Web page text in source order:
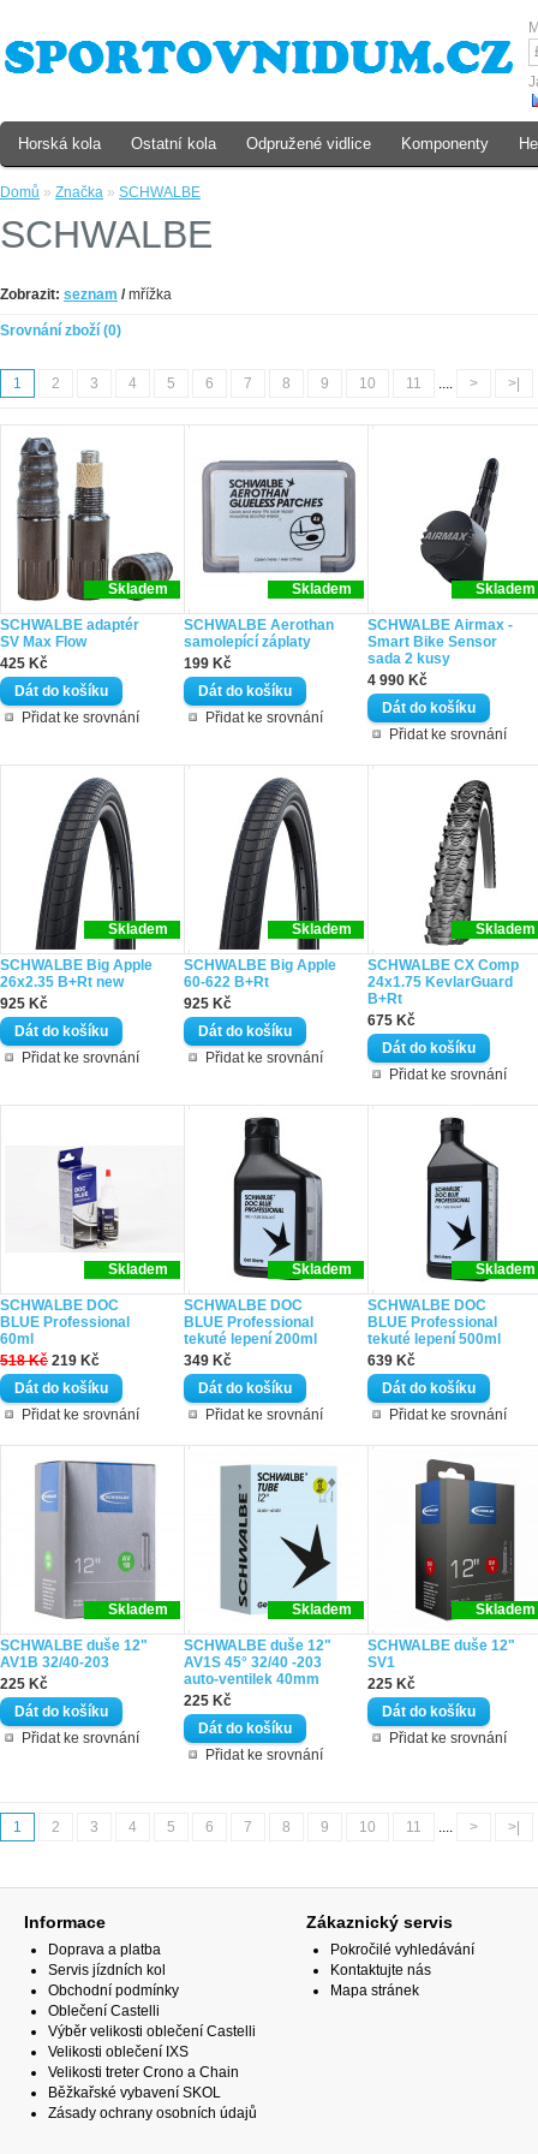
Domů » Značka » SCHWALBE
SCHWALBE
Zobrazit: seznam /mřížka
Srovnání zboží (0)
1 2 3 4 5 6 7 8 9 10 11 .... > >|
Skladem
SCHWALBE adaptér
SV Max Flow
425 Kč
Přidat ke srovnání
Skladem
SCHWALBE Aerothan
samolepící záplaty
199 Kč
Přidat ke srovnání
Skladem
SCHWALBE Airmax -
Smart Bike Sensor
sada 2 kusy
4 990 Kč
Přidat ke srovnání
Skladem
SCHWALBE Big Apple
26x2.35 B+Rt new
925 Kč
Přidat ke srovnání
Skladem
SCHWALBE Big Apple
60-622 B+Rt
925 Kč
Přidat ke srovnání
Skladem
SCHWALBE CX Comp
24x1.75 KevlarGuard
B+Rt
675 Kč
Přidat ke srovnání
Skladem
SCHWALBE DOC
BLUE Professional
60ml
518 Kč 219 Kč
Přidat ke srovnání
Skladem
SCHWALBE DOC
BLUE Professional
tekuté lepení 200ml
349 Kč
Přidat ke srovnání
Skladem
SCHWALBE DOC
BLUE Professional
tekuté lepení 500ml
639 Kč
Přidat ke srovnání
Skladem
SCHWALBE duše 12"
AV1B 32/40-203
225 Kč
Přidat ke srovnání
Skladem
SCHWALBE duše 12"
AV1S 45° 32/40 -203
auto-ventilek 40mm
225 Kč
Přidat ke srovnání
Skladem
SCHWALBE duše 12"
SV1
225 Kč
Přidat ke srovnání
1 2 3 4 5 6 7 8 9 10 11 .... > >|
Horská kola Ostatní kola Odpružené vidlice Komponenty
Informace
Doprava a platba
Servis jízdních kol
Obchodní podmínky
Oblečení Castelli
Výběr velikosti oblečení Castelli
Velikosti oblečení IXS
Velikosti treter Crono a Chain
Běžkařské vybavení SKOL
Zásady ochrany osobních údajů
Zákaznický servis
Pokročilé vyhledávání
Kontaktujte nás
Mapa stránek